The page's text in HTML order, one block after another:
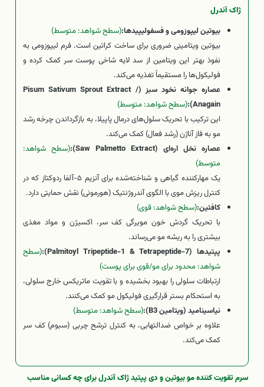
ژاک آندرل
بیوتین لیپوزومی و فسفولیپیدها:(سطح شواهد: متوسط)
بیوتین ویتامینی ضروری برای ساخت کراتین است. فرم لیپوزومی به
نفوذ بهتر این ویتامین از سد لایه شاخی پوست سر کمک کرده و
فولیکول‌ها را مستقیماً تغذیه می‌کند.
عصاره جوانه نخود سبز (Pisum Sativum Sprout Extract /
Anagain): (سطح شواهد: متوسط)
این ترکیب با تحریک سلول‌های درمال پاپیلا، به بازگرداندن چرخه رشد
مو به فاز آناژن (رشد فعال) کمک می‌کند.
عصاره نخل اره‌ای (Saw Palmetto Extract):
(سطح شواهد:
متوسط)
یک مهارکننده گیاهی و شناخته‌شده برای آنزیم ۵-آلفا ردوکتاز که در
کنترل ریزش موی با الگوی آندروژنتیک (هورمونی) نقش حمایتی دارد.
کافئین:(سطح شواهد: قوی)
با تحریک گردش خون مویرگی کف سر، اکسیژن و مواد مغذی
بیشتری را به ریشه مو می‌رساند.
پپتیدها (Palmitoyl Tripeptide-1 & Tetrapeptide-7):
(سطح
شواهد: محدود برای مو/قوی برای پوست)
ارتباطات سلولی را بهبود بخشیده و با تقویت ماتریکس خارج سلولی،
به استحکام بستر قرارگیری فولیکول مو کمک می‌کنند.
نیاسینامید (ویتامین B3):
(سطح شواهد: متوسط)
علاوه بر خواص ضدالتهابی، به کنترل ترشح چربی (سبوم) کف سر
کمک می‌کند.
سرم تقویت کننده مو بیوتین و دی پپتید ژاک آندرل برای چه کسانی مناسب